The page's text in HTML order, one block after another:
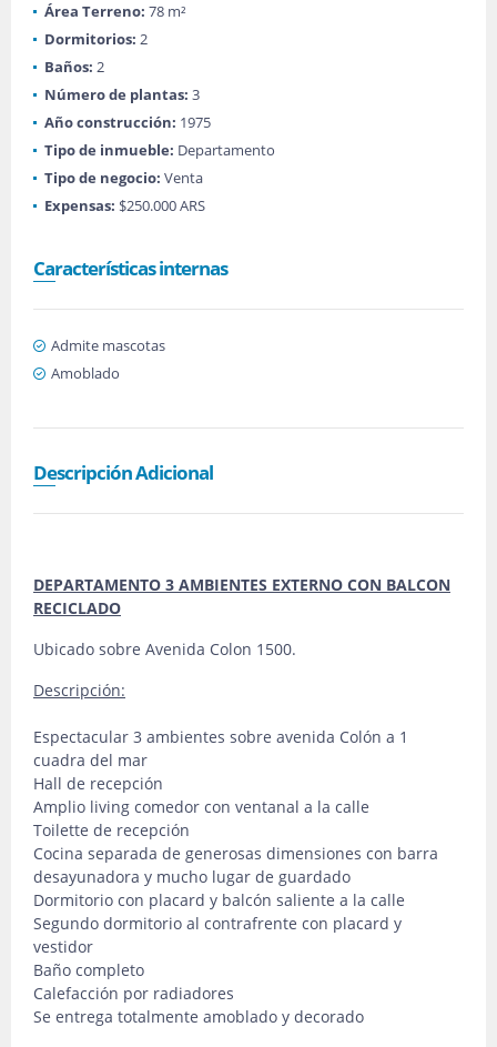
Área Terreno: 78 m²
Dormitorios: 2
Baños: 2
Número de plantas: 3
Año construcción: 1975
Tipo de inmueble: Departamento
Tipo de negocio: Venta
Expensas: $250.000 ARS
Características internas
Admite mascotas
Amoblado
Descripción Adicional
DEPARTAMENTO 3 AMBIENTES EXTERNO CON BALCON
RECICLADO
Ubicado sobre Avenida Colon 1500.
Descripción:
Espectacular 3 ambientes sobre avenida Colón a 1
cuadra del mar
Hall de recepción
Amplio living comedor con ventanal a la calle
Toilette de recepción
Cocina separada de generosas dimensiones con barra
desayunadora y mucho lugar de guardado
Dormitorio con placard y balcón saliente a la calle
Segundo dormitorio al contrafrente con placard y
vestidor
Baño completo
Calefacción por radiadores
Se entrega totalmente amoblado y decorado